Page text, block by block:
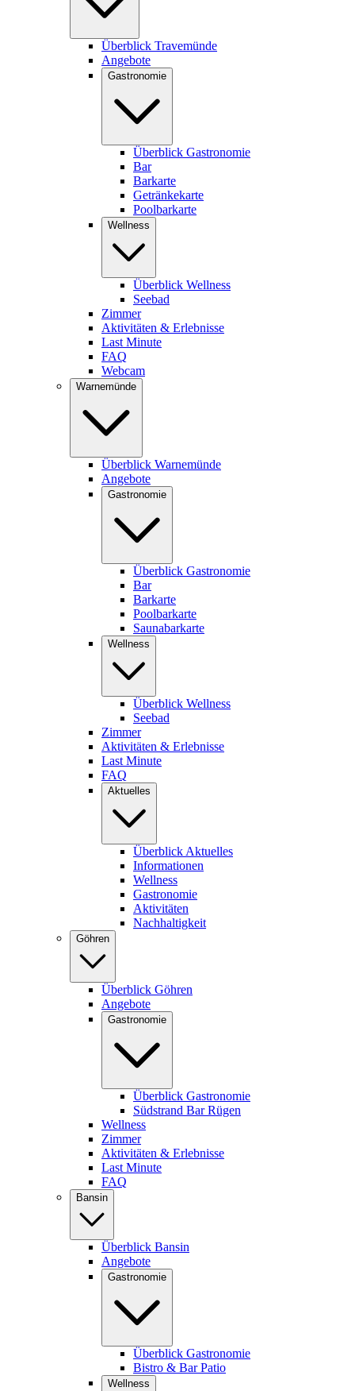
Überblick Travemünde
Angebote
Gastronomie
Überblick Gastronomie
Bar
Barkarte
Getränkekarte
Poolbarkarte
Wellness
Überblick Wellness
Seebad
Zimmer
Aktivitäten & Erlebnisse
Last Minute
FAQ
Webcam
Warnemünde
Überblick Warnemünde
Angebote
Gastronomie
Überblick Gastronomie
Bar
Barkarte
Poolbarkarte
Saunabarkarte
Wellness
Überblick Wellness
Seebad
Zimmer
Aktivitäten & Erlebnisse
Last Minute
FAQ
Aktuelles
Überblick Aktuelles
Informationen
Wellness
Gastronomie
Aktivitäten
Nachhaltigkeit
Göhren
Überblick Göhren
Angebote
Gastronomie
Überblick Gastronomie
Südstrand Bar Rügen
Wellness
Zimmer
Aktivitäten & Erlebnisse
Last Minute
FAQ
Bansin
Überblick Bansin
Angebote
Gastronomie
Überblick Gastronomie
Bistro & Bar Patio
Wellness